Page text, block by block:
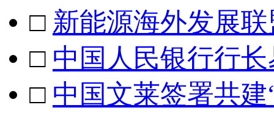
□ 新能源海外发展
□ 中国人民银行行
□ 中国文莱签署共